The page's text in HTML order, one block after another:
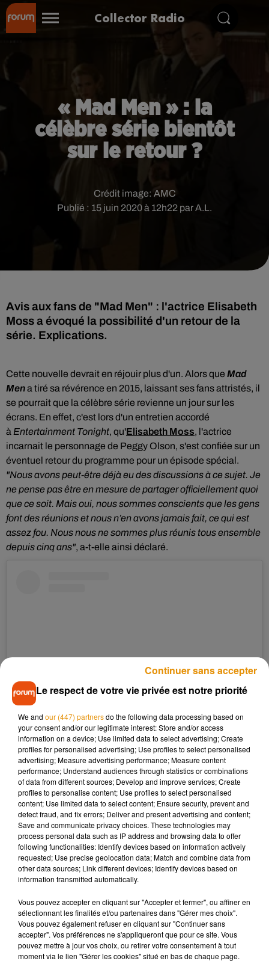
Collector Radio
« Mad Men » : la
célèbre série bientôt
sur le retour ?
Publié : 15 juin 2020 à 12h22 par A.L.
Crédit image: AMC
Avis aux fans de "Mad Men" : l'actrice Elisabeth
Moss a évoqué la possibilité d'un retour de la
série. Explications.
Cette nouvelle devrait en réjouir plus d'un. Alors que Mad
Mena tiré sa révérence en 2015, laissant ses fans attristés, il
se pourrait que la célèbre série revienne un jour sur les
écrans. En effet, c'est lors d'un entretien accordé
à Entertainment Tonight, qu'Elisabeth Moss, l'actrice
incarnait le personnage de Peggy Olson, s'est confiée sur un
éventuel retour du programme pour un épisode spécial.
"Nous avons peut-être déjà eu des discussions à ce sujet. Je
ne pense pas être en mesure de partager officiellement quoi
que ce soit. Mais oui, nous sommes conscients que les gens
font des réunions et nous n’en avons jamais fait, ce qui est
assez fou. Nous nous ne sommes plus réunis tous ensemble
depuis cinq ans", a-t-elle ainsi déclaré.
Voir cette publication sur Instagram
Happy 81st Birthday Peggy. You’ll never be just one of a
hundred colors in a box �x #madmen
Une publication partagée parElisabeth Moss(@elisabethmossofficial) le
Pour rappel, Mad Mensuivait le quotidien d’un groupe de
publicitaires new-yorkais dans les années 60. Entre sexisme,
tabagisme, alcoolisme et racisme, la série diffusée de 2007 à
2015 sur la chaîne américaine AMC et aujourd'hui disponible
surNetflix, est restée l’une des séries les plus appréciées
pour son portrait empreint de réalisme des années 60 et 70
aux États-Unis.
Musique
Le respect de votre vie privée est notre priorité
We and our (447) partnersdo the following data processing based on
your consent and/or our legitimate interest: Store and/or access
information on a device; Use limited data to select advertising; Create
profiles for personalised advertising; Use profiles to select personalised
advertising; Measure advertising performance; Measure content
performance; Understand audiences through statistics or combinations
of data from different sources; Develop and improve services; Create
profiles to personalise content; Use profiles to select personalised
content; Use limited data to select content; Ensure security, prevent and
detect fraud, and fix errors; Deliver and present advertising and content;
Save and communicate privacy choices. These technologies may
process personal data such as IP address and browsing data to offer
following functionalities: Identify devices based on information actively
requested; Use precise geolocation data; Match and combine data from
other data sources; Link different devices; Identify devices based on
information transmitted automatically.
Vous pouvez accepter en cliquant sur "Accepter et fermer", ou affiner en
sélectionnant les finalités et/ou partenaires dans "Gérer mes choix".
Vous pouvez également refuser en cliquant sur "Continuer sans
accepter". Vos préférences ne s'appliqueront que pour ce site. Vous
pouvez mettre à jour vos choix, ou retirer votre consentement à tout
moment via le lien "Gérer les cookies" situé en bas de chaque page.
Continuer sans accepter